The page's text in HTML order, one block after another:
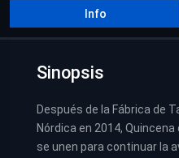
Info
Sinopsis
Después de la Fábrica de
Nórdica en 2014,
se unen para continuar la